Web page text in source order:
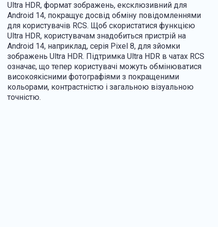
Ultra HDR, формат зображень, ексклюзивний для
Android 14, покращує досвід обміну повідомленнями
для користувачів RCS. Щоб скористатися функцією
Ultra HDR, користувачам знадобиться пристрій на
Android 14, наприклад, серія Pixel 8, для зйомки
зображень Ultra HDR. Підтримка Ultra HDR в чатах RCS
означає, що тепер користувачі можуть обмінюватися
високоякісними фотографіями з покращеними
кольорами, контрастністю і загальною візуальною
точністю.